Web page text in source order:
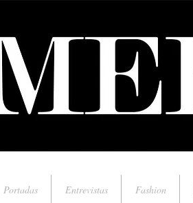
Portadas Entrevistas Fashion